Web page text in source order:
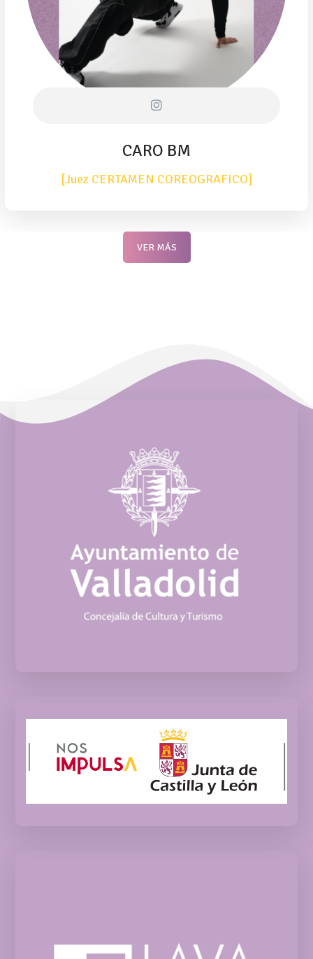
[Jueza
VER MÁS